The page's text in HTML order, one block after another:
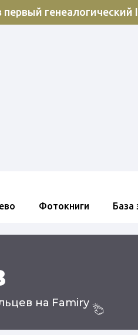
генеалогический
Фотокниги База
на Famiry